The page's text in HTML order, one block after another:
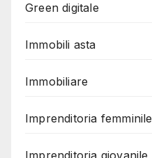
Green digitale
Immobili asta
Immobiliare
Imprenditoria femminile